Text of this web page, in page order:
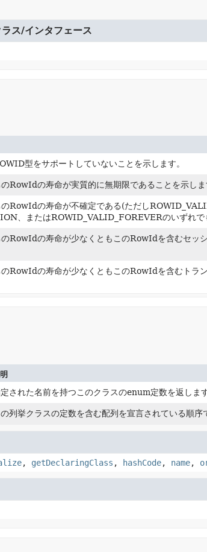
ス/インタフェース
型をサポートしていないことを示します。
RowIdの寿命が実質的に無期限であることを示しま
のRowIdの寿命が不確定である(ただし
、またはROWID_VALID_FOREVERのいずれで
RowIdの寿命が少なくともこのRowIdを含むセッ
のRowIdの寿命が少なくともこのRowIdを含むトラ
された名前を持つこのクラスのenum定数を返します
の列挙クラスの定数を含む配列を宣言されている順序
, getDeclaringClass , hashCode, name,